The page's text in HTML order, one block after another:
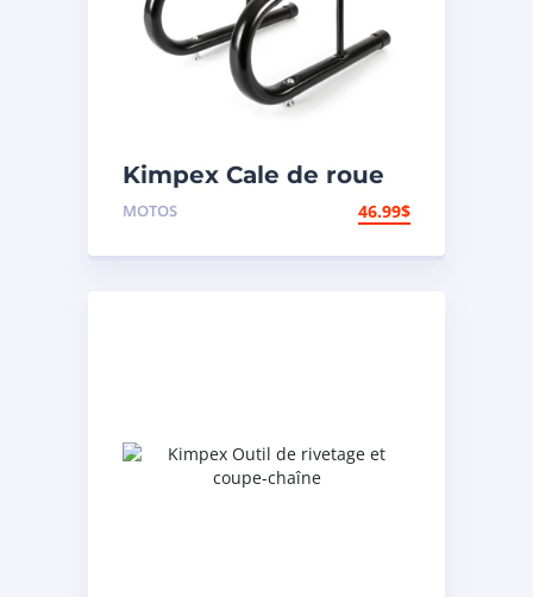
Kimpex Cale de roue
hors-route de
MOTOS 46.99$